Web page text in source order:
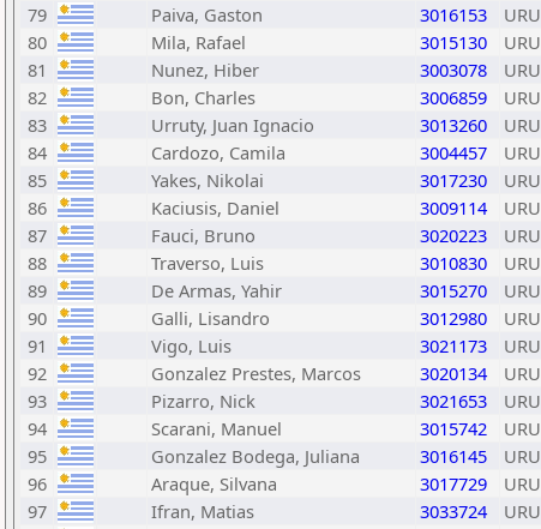
79
Paiva, Gaston 3016153 URU
80
Mila, Rafael 3015130 URU
81
Nunez, Hiber 3003078 URU
82
Bon, Charles 3006859 URU
83
Urruty, Juan Ignacio 3013260 URU
84
Cardozo, Camila 3004457 URU
85
Yakes, Nikolai 3017230 URU
86
Kaciusis, Daniel 3009114 URU
87
Fauci, Bruno 3020223 URU
88
Traverso, Luis 3010830 URU
89
De Armas, Yahir 3015270 URU
90
Galli, Lisandro 3012980 URU
91
Vigo, Luis 3021173 URU
92
Gonzalez Prestes, Marcos 3020134 URU
93
Pizarro, Nick 3021653 URU
94
Scarani, Manuel 3015742 URU
95
Gonzalez Bodega, Juliana 3016145 URU
96
Araque, Silvana 3017729 URU
97
Ifran, Matias 3033724 URU